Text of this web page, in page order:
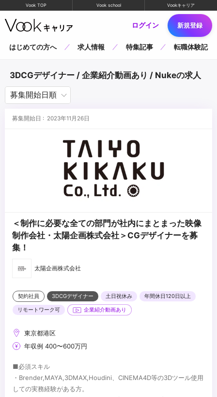
Vook TOP Vook school Vookキャリア
ログイン 新規登録
はじめての方へ 求人情報 特集記事 転職体験記
3DCGデザイナー / 企業紹介動画あり / Nukeの求人
募集開始日 : 2023年11月26日
＜制作に必要な全ての部門が社内にまとまった映像
制作会社・太陽企画株式会社＞CGデザイナーを募
集！
太陽企画株式会社
契約社員 3DCGデザイナー 土日祝休み
年間休日120日以上
リモートワーク可
企業紹介動画あり
東京都港区
年収例 400〜600万円
■必須スキル
・Brender,MAYA,3DMAX,Houdini、CINEMA4D等の3Dツール使用
しての実務経験がある方。